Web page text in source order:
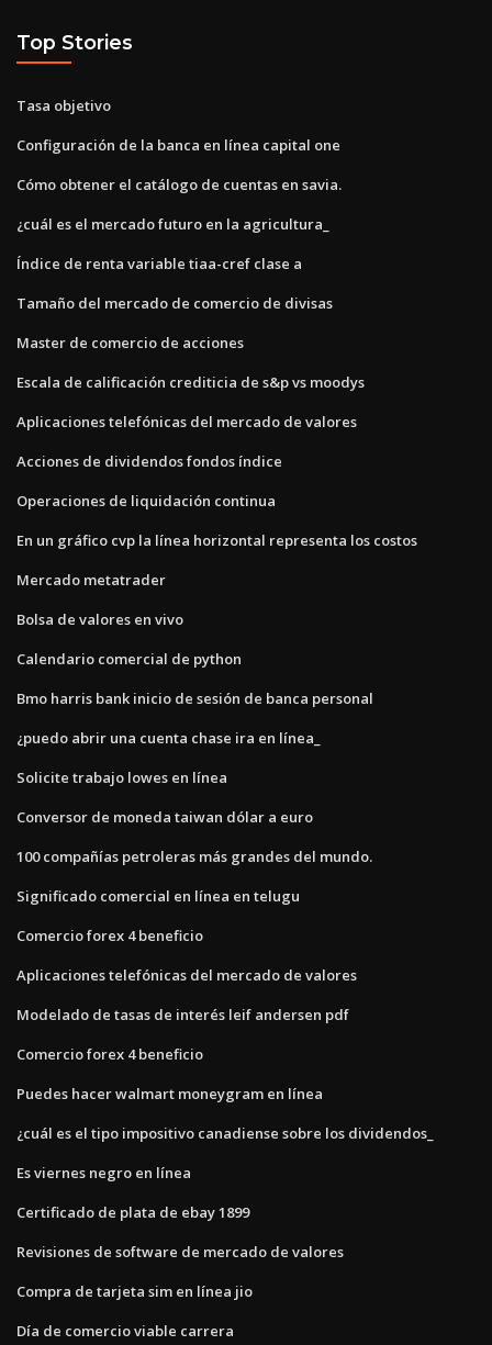
Top Stories
Tasa objetivo
Configuración de la banca en línea capital one
Cómo obtener el catálogo de cuentas en savia.
¿cuál es el mercado futuro en la agricultura_
Índice de renta variable tiaa-cref clase a
Tamaño del mercado de comercio de divisas
Master de comercio de acciones
Escala de calificación crediticia de s&p vs moodys
Aplicaciones telefónicas del mercado de valores
Acciones de dividendos fondos índice
Operaciones de liquidación continua
En un gráfico cvp la línea horizontal representa los costos
Mercado metatrader
Bolsa de valores en vivo
Calendario comercial de python
Bmo harris bank inicio de sesión de banca personal
¿puedo abrir una cuenta chase ira en línea_
Solicite trabajo lowes en línea
Conversor de moneda taiwan dólar a euro
100 compañías petroleras más grandes del mundo.
Significado comercial en línea en telugu
Comercio forex 4 beneficio
Aplicaciones telefónicas del mercado de valores
Modelado de tasas de interés leif andersen pdf
Comercio forex 4 beneficio
Puedes hacer walmart moneygram en línea
¿cuál es el tipo impositivo canadiense sobre los dividendos_
Es viernes negro en línea
Certificado de plata de ebay 1899
Revisiones de software de mercado de valores
Compra de tarjeta sim en línea jio
Día de comercio viable carrera